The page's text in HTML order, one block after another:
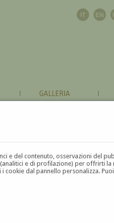
e del contenuto, osservazioni del
e di profilazione) per offrirti
cookie dal pannello personalizza.
GALLERIA
P Q R S T U V